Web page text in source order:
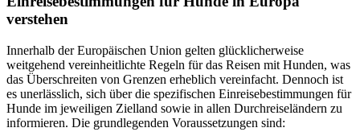
verstehen
Innerhalb der Europäischen Union gelten glücklicherweise
weitgehend vereinheitlichte Regeln für das Reisen mit Hunden, was
das Überschreiten von Grenzen erheblich vereinfacht. Dennoch ist
es unerlässlich, sich über die spezifischen Einreisebestimmungen für
Hunde im jeweiligen Zielland sowie in allen Durchreiseländern zu
informieren. Die grundlegenden Voraussetzungen sind: